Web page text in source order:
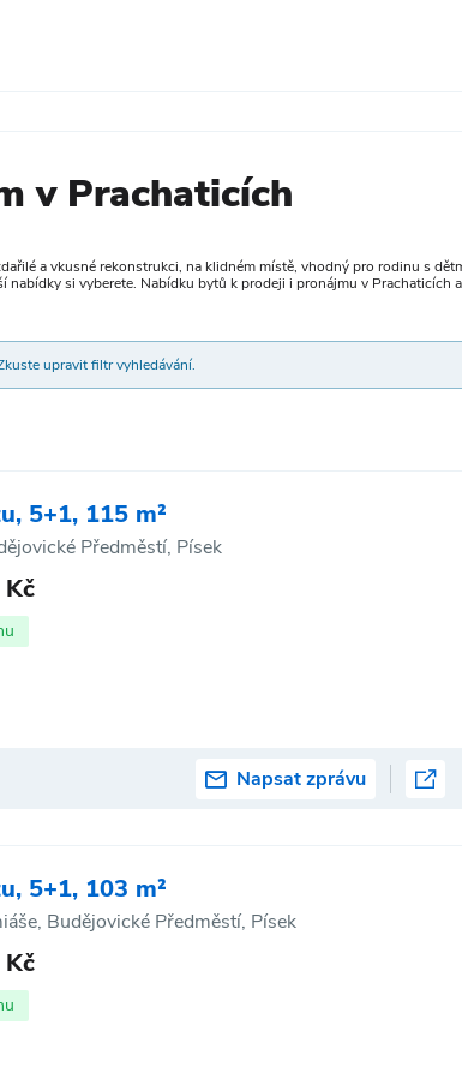
v Prachaticích
a vkusné rekonstrukci, na klidném místě, vhodný pro rodinu s
nabídky si vyberete. Nabídku bytů k prodeji i pronájmu v Prachaticích
upravit filtr vyhledávání.
5+1, 115 m²
Předměstí, Písek
Napsat zprávu
5+1, 103 m²
Budějovické Předměstí, Písek